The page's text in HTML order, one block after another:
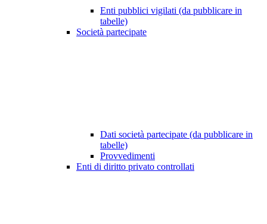
Enti pubblici vigilati (da pubblicare in
tabelle)
Società partecipate
Dati società partecipate (da pubblicare in
tabelle)
Provvedimenti
Enti di diritto privato controllati